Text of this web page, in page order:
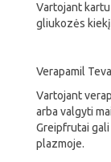
Vartojant
gliukozės
Verapamil
Vartojant
arba valgyti
Greipfrutai
plazmoje.